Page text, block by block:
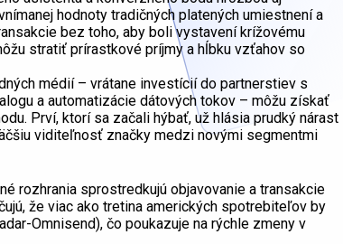
hodnoty tradičných platených umiestnení a
bez toho, aby boli vystavení krížovému
stratiť prírastkové príjmy a hĺbku vzťahov so
médií – vrátane investícií do partnerstiev s
a automatizácie dátových tokov – môžu získať
Prví, ktorí sa začali hýbať, už hlásia prudký nárast
viditeľnosť značky medzi novými segmentmi
rozhrania sprostredkujú objavovanie a transakcie
že viac ako tretina amerických spotrebiteľov by
Omnisend), čo poukazuje na rýchle zmeny v